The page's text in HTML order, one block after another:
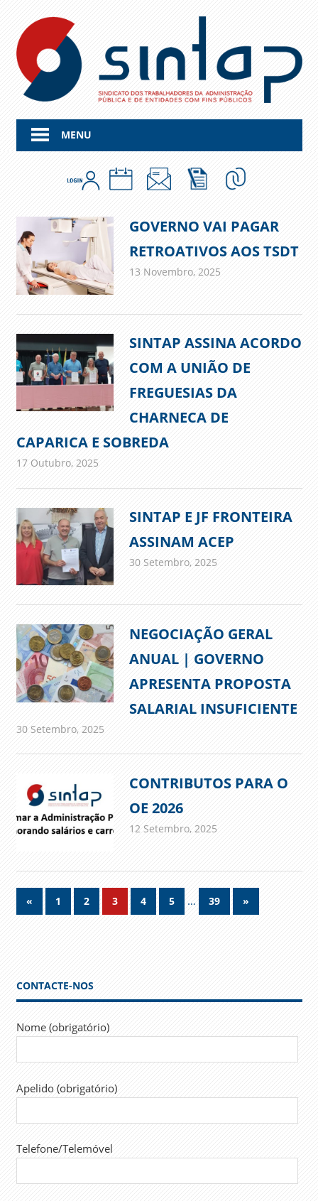
content
MENU
GOVERNO VAI PAGAR
RETROATIVOS AOS TSDT
13 Novembro, 2025
SINTAP ASSINA ACORDO
COM A UNIÃO DE
FREGUESIAS DA
CHARNECA DE
CAPARICA E SOBREDA
17 Outubro, 2025
SINTAP E JF FRONTEIRA
ASSINAM ACEP
30 Setembro, 2025
NEGOCIAÇÃO GERAL
ANUAL | GOVERNO
APRESENTA PROPOSTA
SALARIAL INSUFICIENTE
30 Setembro, 2025
CONTRIBUTOS PARA O
OE 2026
12 Setembro, 2025
Navegação
«Previous
Posts
1 2 3 4 5 … 39
Next
Posts
»
CONTACTE-NOS
Nome (obrigatório)
Apelido (obrigatório)
Telefone/Telemóvel